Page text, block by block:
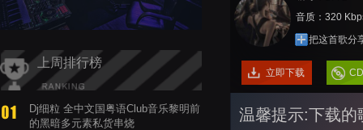
上周排行榜
Dj细粒 全中文国粤语Club音乐黎明前
的黑暗多元素私货串烧
音质：320
把这首歌分
立即下载
温馨提示:下载的